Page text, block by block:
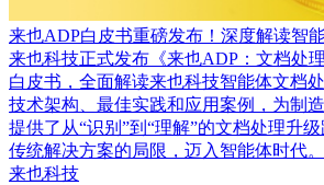
来也ADP白皮书重磅发布！深度解读智
来也科技正式发布《来也ADP：文档处
白皮书，全面解读来也科技智能体文档
技术架构、最佳实践和应用案例，为制
提供了从“识别”到“理解”的文档处理升
传统解决方案的局限，迈入智能体时代。
来也科技